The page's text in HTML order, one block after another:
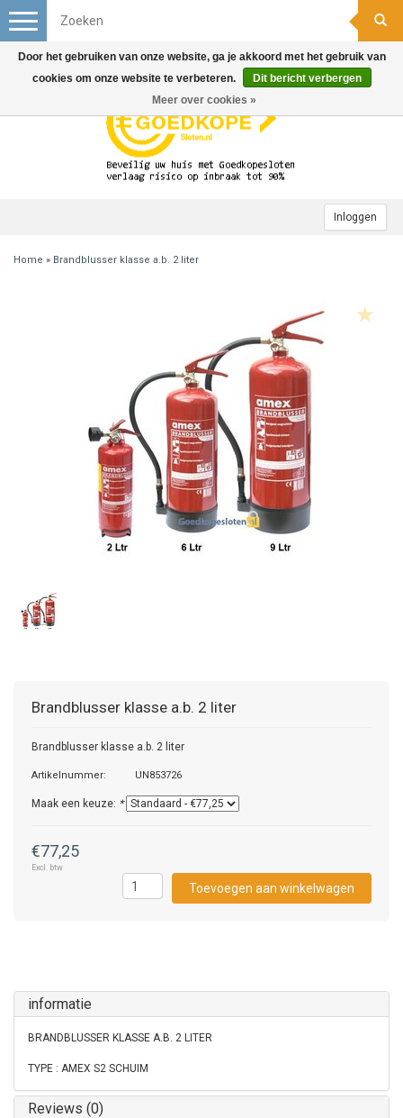
Inloggen
Toggle
navigation
Home » Brandblusser klasse a.b. 2 liter
Brandblusser klasse a.b. 2 liter
Brandblusser klasse a.b. 2 liter
Artikelnummer: UN853726
Maak een keuze: *
€77,25
Excl. btw
Toevoegen aan winkelwagen
informatie
BRANDBLUSSER KLASSE A.B. 2 LITER
TYPE : AMEX S2 SCHUIM
Reviews (0)
Door het gebruiken van onze website, ga je akkoord met het gebruik van
cookies om onze website te verbeteren.
Dit bericht verbergen
Meer over cookies »